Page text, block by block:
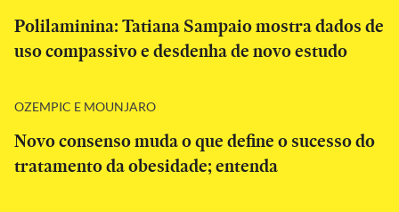
Polilaminina: Tatiana Sampaio mostra dados de
uso compassivo e desdenha de novo estudo
OZEMPIC E MOUNJARO
Novo consenso muda o que define o sucesso do
tratamento da obesidade; entenda